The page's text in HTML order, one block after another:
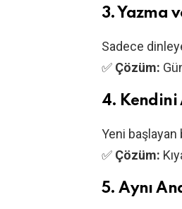
3. Yazma
Sadece
✅ Çözüm:
4.
Yeni başlayan
✅ Çözüm:
5.Aynı